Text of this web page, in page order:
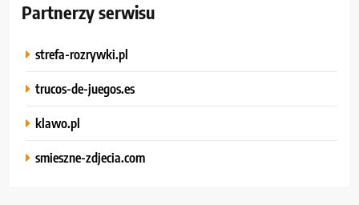
Partnerzy serwisu
strefa-rozrywki.pl
trucos-de-juegos.es
klawo.pl
smieszne-zdjecia.com